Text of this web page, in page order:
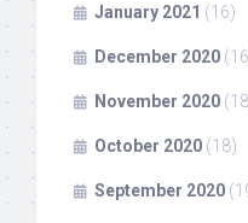
January 2021 (16)
December 2020
November 2020
October 2020 (18)
September 2020